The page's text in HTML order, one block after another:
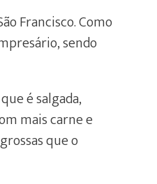
Francisco. Como
sendo
é salgada,
mais carne e
que o